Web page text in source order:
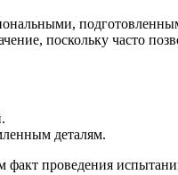
поскольку часто
деталям.
проведения